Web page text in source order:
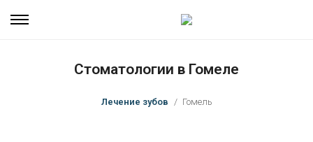
Стоматологии в Гомеле
Лечение зубов Гомель